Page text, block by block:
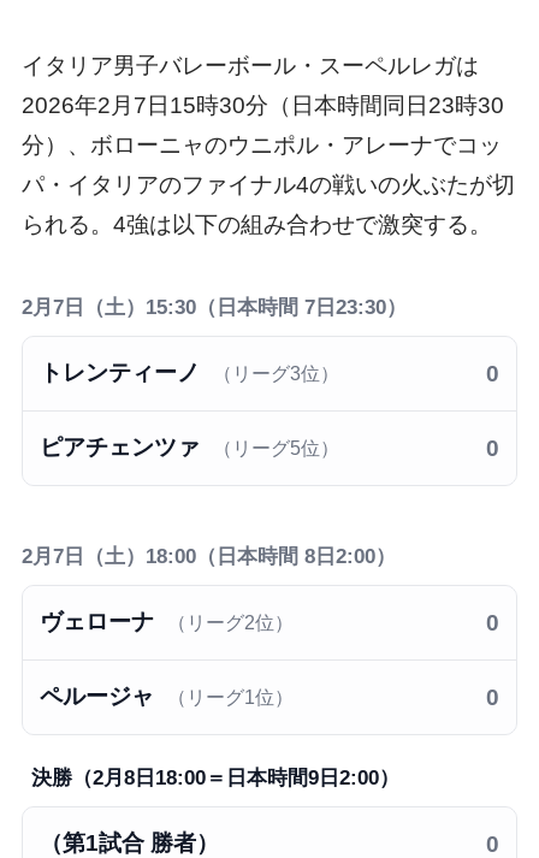
イタリア男子バレーボール・スーペルレガは
2026年2月7日15時30分（日本時間同日23時30
分）、ボローニャのウニポル・アレーナでコッ
パ・イタリアのファイナル4の戦いの火ぶたが切
られる。4強は以下の組み合わせで激突する。
2月7日（土）15:30（日本時間 7日23:30）
トレンティーノ （リーグ3位） 0
ピアチェンツァ （リーグ5位） 0
2月7日（土）18:00（日本時間 8日2:00）
ヴェローナ （リーグ2位） 0
ペルージャ （リーグ1位） 0
決勝（2月8日18:00＝日本時間9日2:00）
（第1試合 勝者） 0